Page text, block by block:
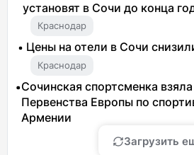
установят в Сочи до конца
Краснодар
Цены на отели в Сочи
Краснодар
Сочинская спортсменка
Первенства Европы по
Армении
Загрузить